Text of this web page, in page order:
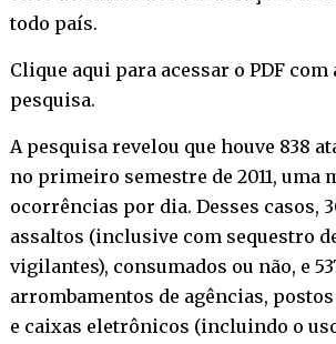
todo país.
Clique aqui para acessar o PDF com
pesquisa.
A pesquisa revelou que houve 838
no primeiro semestre de 2011, uma
ocorrências por dia. Desses casos,
assaltos (inclusive com sequestro
vigilantes), consumados ou não, e
arrombamentos de agências,
e caixas eletrônicos (incluindo o